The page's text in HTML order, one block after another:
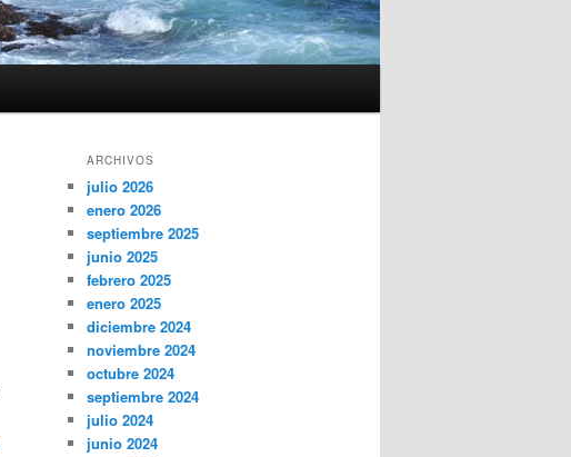
ARCHIVOS
julio 2026
enero 2026
septiembre 2025
junio 2025
febrero 2025
enero 2025
diciembre 2024
noviembre 2024
octubre 2024
septiembre 2024
julio 2024
junio 2024